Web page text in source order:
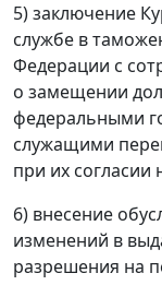
5) заключение
службе в
Федерации с
о замещении
федеральными
служащими
при их
6) внесение
изменений в
разрешения на